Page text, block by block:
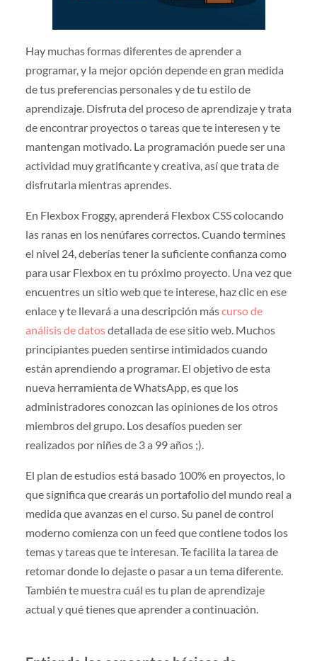
Hay muchas formas diferentes de aprender a
programar, y la mejor opción depende en gran medida
de tus preferencias personales y de tu estilo de
aprendizaje. Disfruta del proceso de aprendizaje y trata
de encontrar proyectos o tareas que te interesen y te
mantengan motivado. La programación puede ser una
actividad muy gratificante y creativa, así que trata de
disfrutarla mientras aprendes.
En Flexbox Froggy, aprenderá Flexbox CSS colocando
las ranas en los nenúfares correctos. Cuando termines
el nivel 24, deberías tener la suficiente confianza como
para usar Flexbox en tu próximo proyecto. Una vez que
encuentres un sitio web que te interese, haz clic en ese
enlace y te llevará a una descripción máscurso de
análisis de datosdetallada de ese sitio web. Muchos
principiantes pueden sentirse intimidados cuando
están aprendiendo a programar. El objetivo de esta
nueva herramienta de WhatsApp, es que los
administradores conozcan las opiniones de los otros
miembros del grupo. Los desafíos pueden ser
realizados por niñes de 3 a 99 años ;).
El plan de estudios está basado 100% en proyectos, lo
que significa que crearás un portafolio del mundo real a
medida que avanzas en el curso. Su panel de control
moderno comienza con un feed que contiene todos los
temas y tareas que te interesan. Te facilita la tarea de
retomar donde lo dejaste o pasar a un tema diferente.
También te muestra cuál es tu plan de aprendizaje
actual y qué tienes que aprender a continuación.